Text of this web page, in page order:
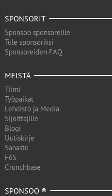
SPONSORIT
Sponsoo sponsoreille
Tule sponsoriksi
Sponsoreiden FAQ
MEISTÄ
Tiimi
Työpaikat
Lehdistö ja Media
Sijoittajille
Blogi
Uutiskirje
Sanasto
F6S
Crunchbase
SPONSOO ®